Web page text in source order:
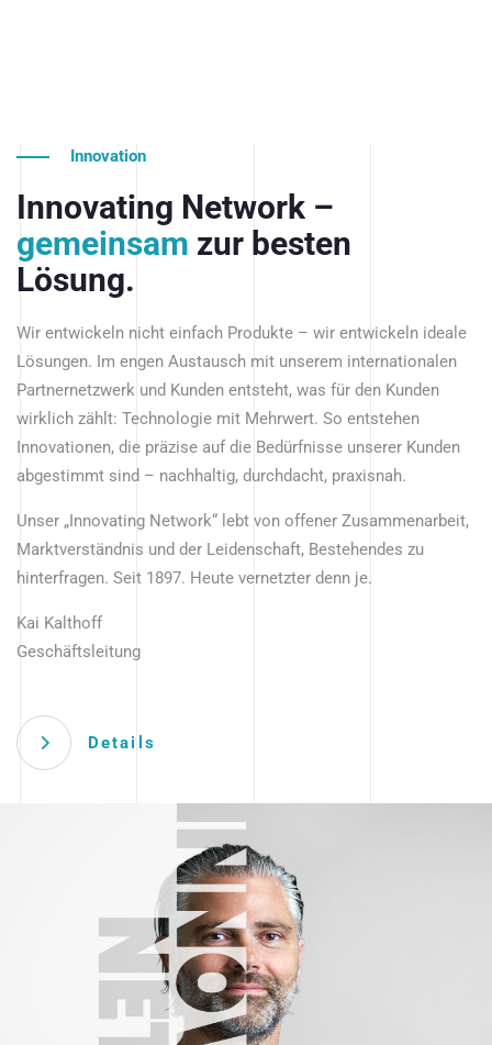
Innovation
Innovating Network –
gemeinsam zur besten
Lösung.
Wir entwickeln nicht einfach Produkte – wir entwickeln ideale
Lösungen. Im engen Austausch mit unserem internationalen
Partnernetzwerk und Kunden entsteht, was für den Kunden
wirklich zählt: Technologie mit Mehrwert. So entstehen
Innovationen, die präzise auf die Bedürfnisse unserer Kunden
abgestimmt sind – nachhaltig, durchdacht, praxisnah.
Unser „Innovating Network“ lebt von offener Zusammenarbeit,
Marktverständnis und der Leidenschaft, Bestehendes zu
hinterfragen. Seit 1897. Heute vernetzter denn je.
Kai Kalthoff
Geschäftsleitung
Details